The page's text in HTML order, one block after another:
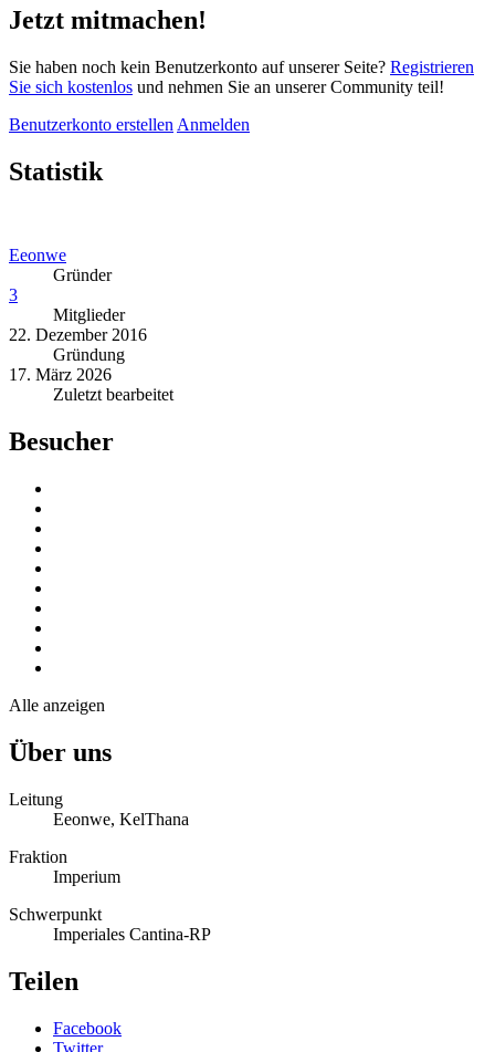
Jetzt mitmachen!
Sie haben noch kein Benutzerkonto auf unserer Seite? Registrieren
Sie sich kostenlos und nehmen Sie an unserer Community teil!
Benutzerkonto erstellen Anmelden
Statistik
Eeonwe
Gründer
3
Mitglieder
22. Dezember 2016
Gründung
17. März 2026
Zuletzt bearbeitet
Besucher
Alle anzeigen
Über uns
Leitung
Eeonwe, KelThana
Fraktion
Imperium
Schwerpunkt
Imperiales Cantina-RP
Teilen
Facebook
Twitter